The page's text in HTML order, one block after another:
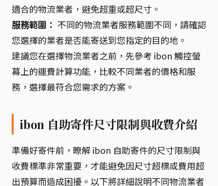
適合的物流業者，避免超重或超尺寸。
服務範圍： 不同的物流業者服務範圍不同，請確認
您選擇的業者是否能寄送到您指定的目的地。
建議您在選擇物流業者之前，先參考 ibon 觸控螢
幕上的運費計算功能，比較不同業者的價格和服
務，選擇最符合您需求的方案。
ibon 自助寄件尺寸限制與收費介紹
準備好寄件前，瞭解 ibon 自助寄件的尺寸限制與
收費標準非常重要，才能避免因尺寸超標或費用超
出預算而造成困擾。以下將詳細說明不同物流業者